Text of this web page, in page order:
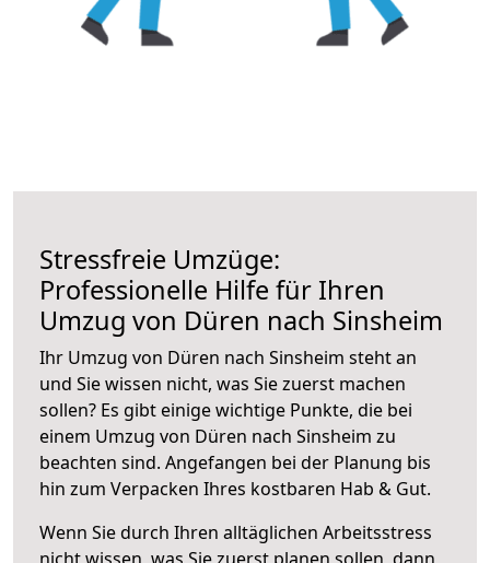
Stressfreie Umzüge:
Professionelle Hilfe für Ihren
Umzug von Düren nach Sinsheim
Ihr Umzug von Düren nach Sinsheim steht an
und Sie wissen nicht, was Sie zuerst machen
sollen? Es gibt einige wichtige Punkte, die bei
einem Umzug von Düren nach Sinsheim zu
beachten sind. Angefangen bei der Planung bis
hin zum Verpacken Ihres kostbaren Hab & Gut.
Wenn Sie durch Ihren alltäglichen Arbeitsstress